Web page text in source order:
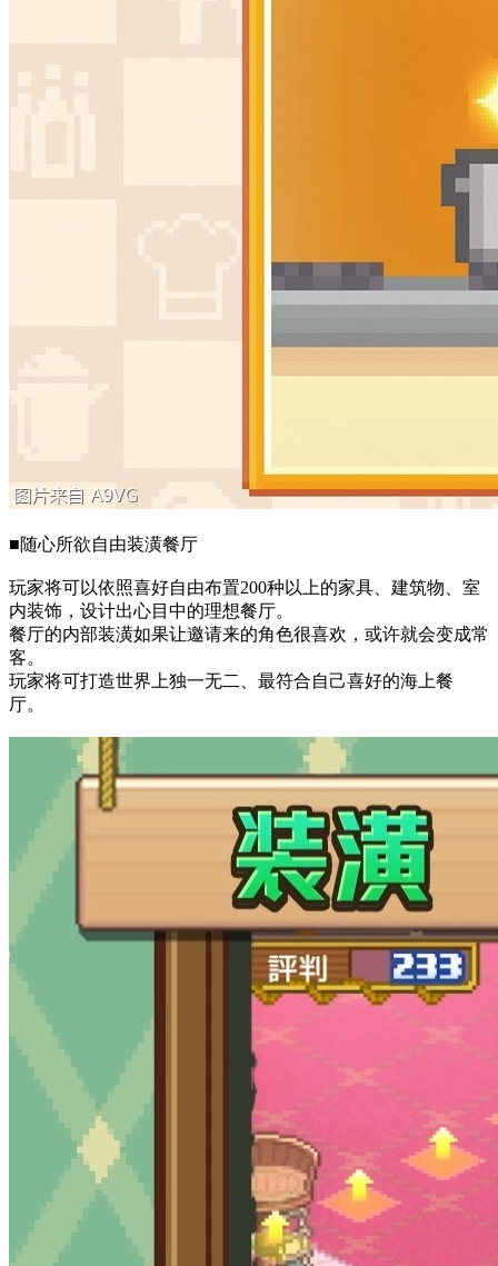
■随心所欲自由装潢餐厅
玩家将可以依照喜好自由布置200种以上的家具、建筑物、室
内装饰，设计出心目中的理想餐厅。
餐厅的内部装潢如果让邀请来的角色很喜欢，或许就会变成常
客。
玩家将可打造世界上独一无二、最符合自己喜好的海上餐
厅。